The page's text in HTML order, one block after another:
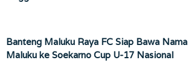
Banteng Maluku Raya FC Siap Bawa Nama
Maluku ke Soekarno Cup U-17 Nasional